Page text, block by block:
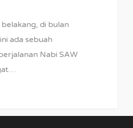
di bulan
ada sebuah
Nabi SAW